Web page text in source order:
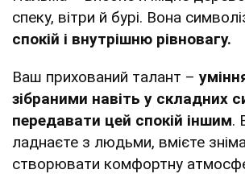
спеку, вітри й бурі. Вона
спокій і внутрішню рівновагу.
Ваш прихований талант –
зібраними навіть у складних
передавати цей спокій іншим.
ладнаєте з людьми, вмієте
створювати комфортну